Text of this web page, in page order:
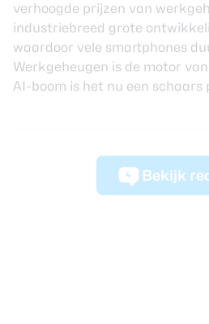
verhoogde prijzen van
industriebreed grote
waardoor vele smartphones
Werkgeheugen is de motor
AI-boom is het nu een schaars
4 Bekijk